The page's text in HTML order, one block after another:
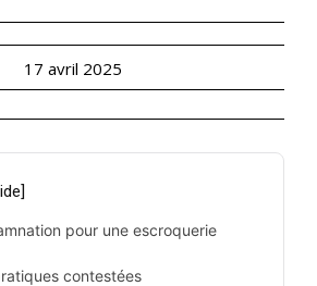
17 avril 2025
pour une escroquerie
contestées